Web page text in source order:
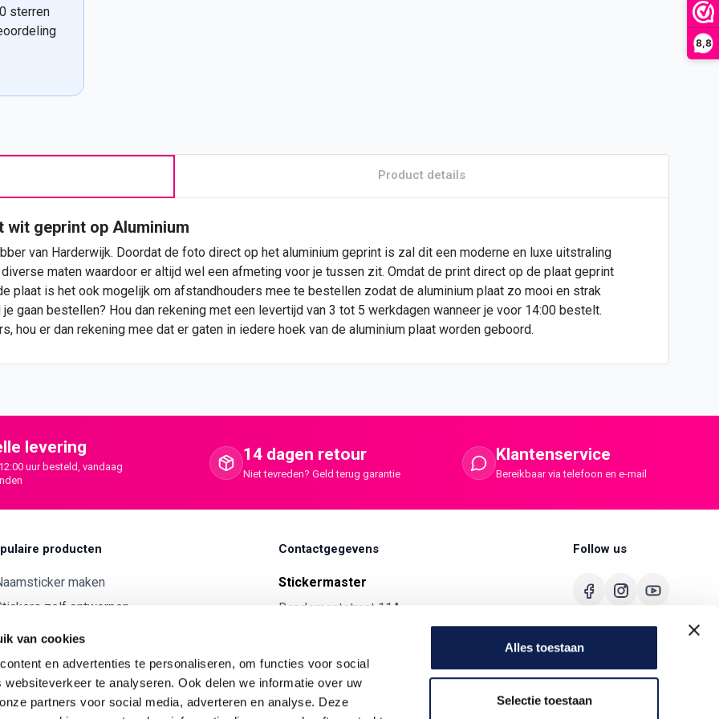
8,8
van cookies
en advertenties te personaliseren, om functies voor social
websiteverkeer te analyseren. Ook delen we informatie over uw
partners voor social media, adverteren en analyse. Deze
Alles toestaan
Selectie toestaan
sterren
Product details
geprint op Aluminium
van Harderwijk. Doordat de foto direct op het aluminium geprint is zal dit een moderne en luxe uitstraling
maten waardoor er altijd wel een afmeting voor je tussen zit. Omdat de print direct op de plaat geprint
plaat is het ook mogelijk om afstandhouders mee te bestellen zodat de aluminium plaat zo mooi en strak
gaan bestellen? Hou dan rekening met een levertijd van 3 tot 5 werkdagen wanneer je voor 14:00 bestelt.
hou er dan rekening mee dat er gaten in iedere hoek van de aluminium plaat worden geboord.
levering
uur besteld, vandaag
14 dagen retour
Niet tevreden? Geld terug garantie
Klantenservice
Bereikbaar via telefoon en e-mail
producten
maken
zelf ontwerpen
je eigen houten tekst
eigen ontwerp
je eigen kunststof tekst
maken
Contactgegevens
Stickermaster
Rendementstraat 11A
0341 729 680
info@stickermaster.nl
KVK: 71793437
Follow us